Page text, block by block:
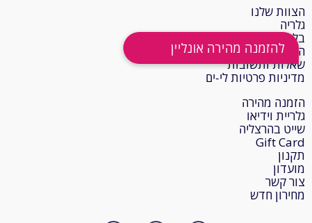
הצוות שלנו
גלריה
בלוג
המלצות
שאלות ותשובות
מדיניות פרטיות לי-ים
הזמנה מהירה
גלריית וידיאו
שייט בהרצליה
Gift Card
תקנון
מועדון
צור קשר
מחירון חדש